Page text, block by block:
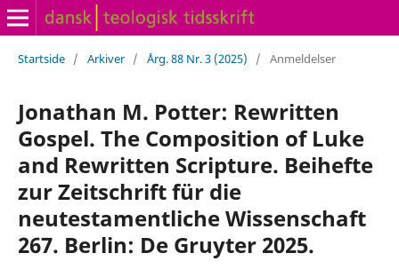
Startside / Arkiver / Årg. 88 Nr. 3 (2025) / Anmeldelser
Jonathan M. Potter: Rewritten
Gospel. The Composition of Luke
and Rewritten Scripture. Beihefte
zur Zeitschrift für die
neutestamentliche Wissenschaft
267. Berlin: De Gruyter 2025.